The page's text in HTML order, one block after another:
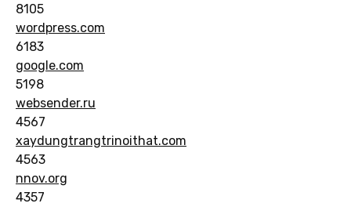
8105
wordpress.com
6183
google.com
5198
websender.ru
4567
xaydungtrangtrinoithat.com
4563
nnov.org
4357